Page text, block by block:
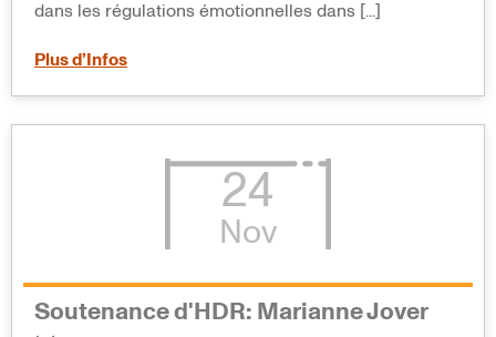
dans les régulations émotionnelles dans [...]
Plus d’Infos
24
Nov
Soutenance d'HDR: Marianne Jover